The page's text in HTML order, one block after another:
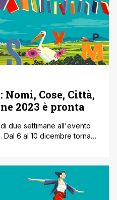
Cose, Città,
2023 è pronta
due settimane all'evento
Dal 6 al 10 dicembre torna
ci saranno 594
il Paese, presenteranno al